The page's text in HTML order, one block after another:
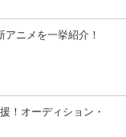
アニメを一挙紹介！
！オーディション・